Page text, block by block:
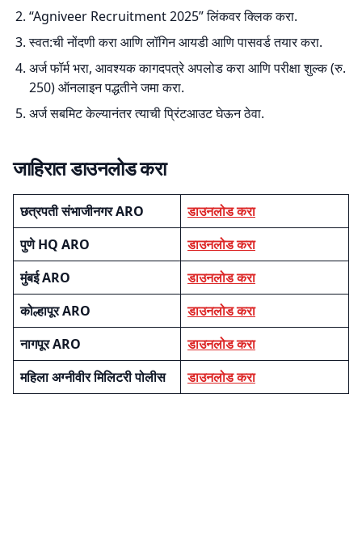
“Agniveer Recruitment 2025” लिंकवर क्लिक करा.
स्वत:ची नोंदणी करा आणि लॉगिन आयडी आणि पासवर्ड तयार करा.
अर्ज फॉर्म भरा, आवश्यक कागदपत्रे अपलोड करा आणि परीक्षा शुल्क (रु.
250) ऑनलाइन पद्धतीने जमा करा.
अर्ज सबमिट केल्यानंतर त्याची प्रिंटआउट घेऊन ठेवा.
जाहिरात डाउनलोड करा
छत्रपती संभाजीनगर ARO
डाउनलोड करा
पुणे HQ ARO
डाउनलोड करा
मुंबई ARO
डाउनलोड करा
कोल्हापूर ARO
डाउनलोड करा
नागपूर ARO
डाउनलोड करा
महिला अग्नीवीर मिलिटरी पोलीस
डाउनलोड करा